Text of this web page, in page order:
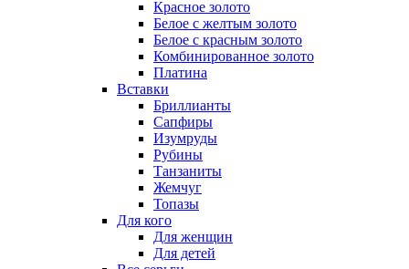
Красное золото
Белое с желтым золото
Белое с красным золото
Комбинированное золото
Платина
Вставки
Бриллианты
Сапфиры
Изумруды
Рубины
Танзаниты
Жемчуг
Топазы
Для кого
Для женщин
Для детей